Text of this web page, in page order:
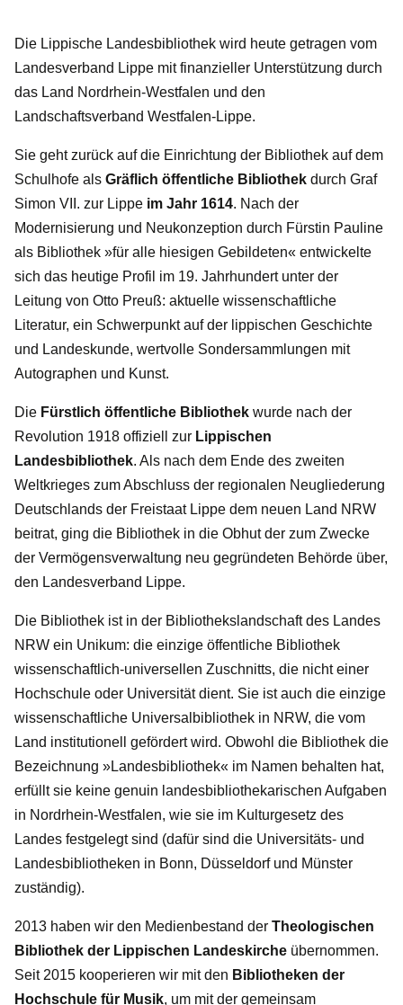
Die Lippische Landesbibliothek wird heute getragen vom
Landesverband Lippe mit finanzieller Unterstützung durch
das Land Nordrhein-Westfalen und den
Landschaftsverband Westfalen-Lippe.
Sie geht zurück auf die Einrichtung der Bibliothek auf dem
Schulhofe als Gräflich öffentliche Bibliothek durch Graf
Simon VII. zur Lippe im Jahr 1614. Nach der
Modernisierung und Neukonzeption durch Fürstin Pauline
als Bibliothek »für alle hiesigen Gebildeten« entwickelte
sich das heutige Profil im 19. Jahrhundert unter der
Leitung von Otto Preuß: aktuelle wissenschaftliche
Literatur, ein Schwerpunkt auf der lippischen Geschichte
und Landeskunde, wertvolle Sondersammlungen mit
Autographen und Kunst.
Die Fürstlich öffentliche Bibliothek wurde nach der
Revolution 1918 offiziell zur Lippischen
Landesbibliothek. Als nach dem Ende des zweiten
Weltkrieges zum Abschluss der regionalen Neugliederung
Deutschlands der Freistaat Lippe dem neuen Land NRW
beitrat, ging die Bibliothek in die Obhut der zum Zwecke
der Vermögensverwaltung neu gegründeten Behörde über,
den Landesverband Lippe.
Die Bibliothek ist in der Bibliothekslandschaft des Landes
NRW ein Unikum: die einzige öffentliche Bibliothek
wissenschaftlich-universellen Zuschnitts, die nicht einer
Hochschule oder Universität dient. Sie ist auch die einzige
wissenschaftliche Universalbibliothek in NRW, die vom
Land institutionell gefördert wird. Obwohl die Bibliothek die
Bezeichnung »Landesbibliothek« im Namen behalten hat,
erfüllt sie keine genuin landesbibliothekarischen Aufgaben
in Nordrhein-Westfalen, wie sie im Kulturgesetz des
Landes festgelegt sind (dafür sind die Universitäts- und
Landesbibliotheken in Bonn, Düsseldorf und Münster
zuständig).
2013 haben wir den Medienbestand der Theologischen
Bibliothek der Lippischen Landeskirche übernommen.
Seit 2015 kooperieren wir mit den Bibliotheken der
Hochschule für Musik, um mit der gemeinsam